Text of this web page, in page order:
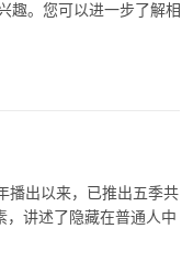
趣。您可以进一步了解相
播出以来，已推出五季共
，讲述了隐藏在普通人中